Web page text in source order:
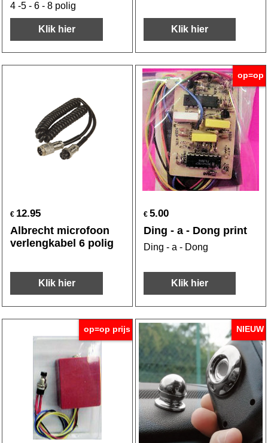
4 -5 - 6 - 8 polig
Klik hier Klik hier
€ 12.95
Albrecht microfoon
verlengkabel 6 polig
Klik hier
op=op
€ 5.00
Ding - a - Dong print
Ding - a - Dong
Klik hier
op=op prijs NIEUW